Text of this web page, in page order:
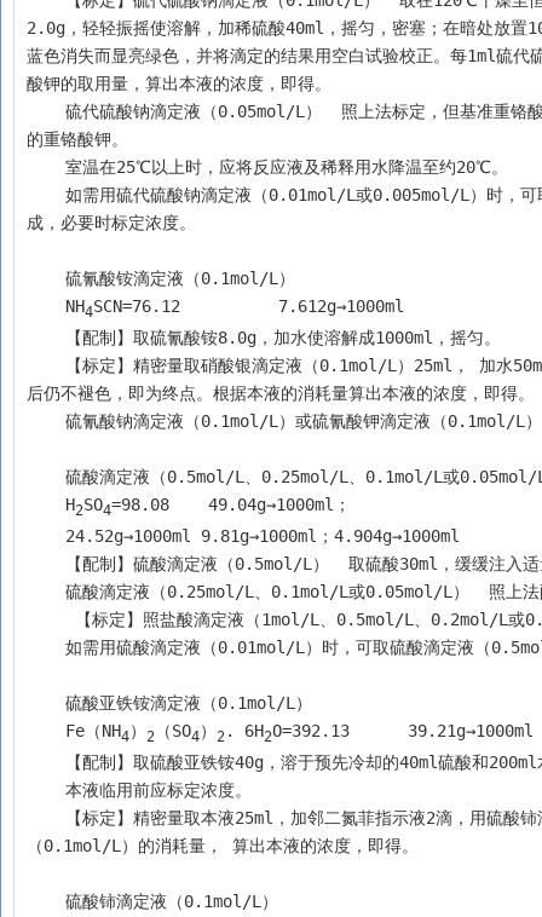
2.0g，轻轻振摇使溶解，加稀硫酸40ml，摇匀，密塞；在暗处放置
蓝色消失而显亮绿色，并将滴定的结果用空白试验校正。每1ml硫
酸钾的取用量，算出本液的浓度，即得。
的重铬酸钾。
    室温在25℃以上时，应将反应液及稀释用水降温至约20℃。
成，必要时标定浓度。
    硫氰酸铵滴定液（0.1mol/L）
    NH
4
SCN=76.12	  7.612g→1000ml
    【配制】取硫氰酸铵8.0g，加水使溶解成1000ml，摇匀。
后仍不褪色，即为终点。根据本液的消耗量算出本液的浓度，即得。
硫氰酸钠滴定液（0.1mol/L）或硫氰酸钾滴定液（0.1mol/L
硫酸滴定液（0.5mol/L、0.25mol/L、0.1mol/L或0.05mol/
    H
2SO4=98.08    49.04g→1000ml；
    24.52g→1000ml 9.81g→1000ml；4.904g→1000ml
【配制】硫酸滴定液（0.5mol/L）  取硫酸30ml，缓缓注
硫酸滴定液（0.25mol/L、0.1mol/L或0.05mol/L）  照
【标定】照盐酸滴定液（1mol/L、0.5mol/L、0.2mol/L
如需用硫酸滴定液（0.01mol/L）时，可取硫酸滴定液（
    硫酸亚铁铵滴定液（0.1mol/L）
    Fe（NH
4） 2 （SO4） 2 . 6H2O=392.13      39.21g→1000ml
【配制】取硫酸亚铁铵40g，溶于预先冷却的40ml硫酸和
    本液临用前应标定浓度。
（0.1mol/L）的消耗量， 算出本液的浓度，即得。
    硫酸铈滴定液（0.1mol/L）